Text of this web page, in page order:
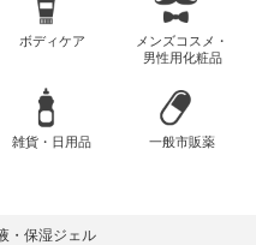
ボディケア
メンズコスメ・
男性用化粧品
雑貨・日用品 一般市販薬
・保湿ジェル